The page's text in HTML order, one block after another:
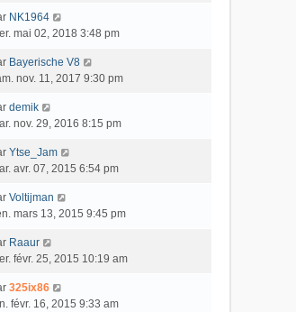
NK1964
mai 02, 2018 3:48 pm
Bayerische V8
nov. 11, 2017 9:30 pm
demik
nov. 29, 2016 8:15 pm
Ytse_Jam
avr. 07, 2015 6:54 pm
Voltijman
mars 13, 2015 9:45 pm
Raaur
févr. 25, 2015 10:19 am
325ix86
févr. 16, 2015 9:33 am